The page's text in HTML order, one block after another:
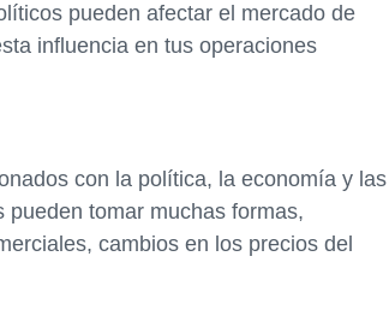
pueden afectar el mercado de
influencia en tus operaciones
con la política, la economía y las
tomar muchas formas,
cambios en los precios del